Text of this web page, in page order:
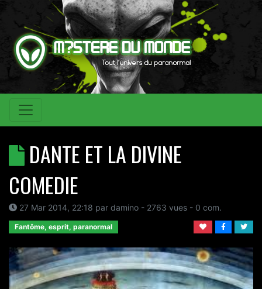
DANTE ET LA DIVINE
COMEDIE
27 Mar 2014, 22:18 par damino - 2763 vues - 0 com.
Fantôme, esprit, paranormal